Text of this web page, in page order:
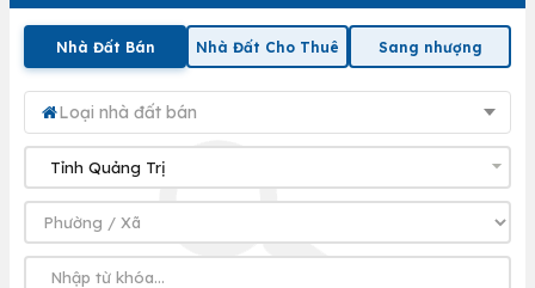
Nhà Đất Bán Nhà Đất Cho Thuê Sang nhượng
Loại nhà đất bán